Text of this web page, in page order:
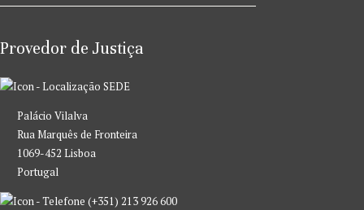
Provedor de Justiça
SEDE
Palácio Vilalva
Rua Marquês de Fronteira
1069-452 Lisboa
Portugal
(+351) 213 926 600